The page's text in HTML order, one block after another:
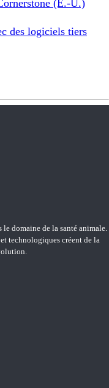
(É.-U.)
des logiciels tiers
domaine de la santé animale.
technologiques créent de la